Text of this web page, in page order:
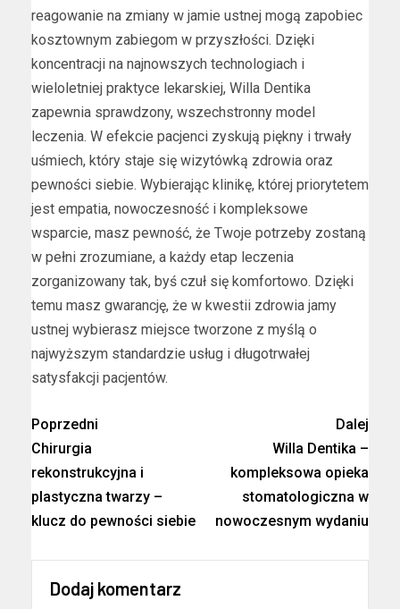
reagowanie na zmiany w jamie ustnej mogą zapobiec
kosztownym zabiegom w przyszłości. Dzięki
koncentracji na najnowszych technologiach i
wieloletniej praktyce lekarskiej, Willa Dentika
zapewnia sprawdzony, wszechstronny model
leczenia. W efekcie pacjenci zyskują piękny i trwały
uśmiech, który staje się wizytówką zdrowia oraz
pewności siebie. Wybierając klinikę, której priorytetem
jest empatia, nowoczesność i kompleksowe
wsparcie, masz pewność, że Twoje potrzeby zostaną
w pełni zrozumiane, a każdy etap leczenia
zorganizowany tak, byś czuł się komfortowo. Dzięki
temu masz gwarancję, że w kwestii zdrowia jamy
ustnej wybierasz miejsce tworzone z myślą o
najwyższym standardzie usług i długotrwałej
satysfakcji pacjentów.
Poprzedni
Chirurgia
rekonstrukcyjna i
plastyczna twarzy –
klucz do pewności siebie
Dalej
Willa Dentika –
kompleksowa opieka
stomatologiczna w
nowoczesnym wydaniu
Dodaj komentarz